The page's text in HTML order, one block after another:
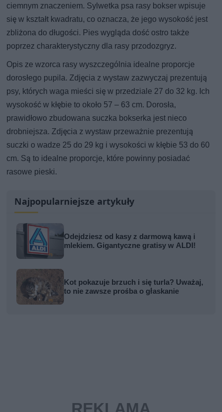
ciemnym znaczeniem. Sylwetka psa rasy bokser wpisuje
się w kształt kwadratu, co oznacza, że jego wysokość jest
zbliżona do długości. Pies wygląda dość ostro także
poprzez charakterystyczny dla rasy przodozgryz.
Opis ze wzorca rasy wyszczególnia idealne proporcje
dorosłego pupila. Zdjęcia z wystaw zazwyczaj prezentują
psy, których waga mieści się w przedziale 27 do 32 kg. Ich
wysokość w kłębie to około 57 – 63 cm. Dorosła,
prawidłowo zbudowana suczka bokserka jest nieco
drobniejsza. Zdjęcia z wystaw przeważnie prezentują
suczki o wadze 25 do 29 kg i wysokości w kłębie 53 do 60
cm. Są to idealne proporcje, które powinny posiadać
rasowe pieski.
Najpopularniejsze artykuły
Odejdziesz od kasy z darmową kawą i
mlekiem. Gigantyczne gratisy w ALDI!
Kot pokazuje brzuch i się turla? Uważaj,
to nie zawsze prośba o głaskanie